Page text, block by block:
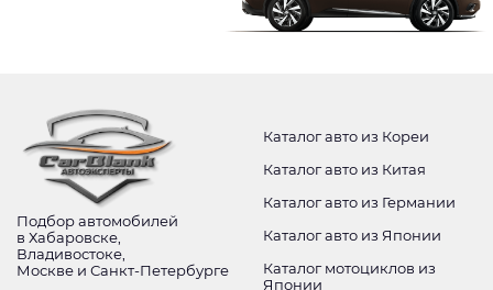
Подбор автомобилей
в Хабаровске,
Владивостоке,
Москве и Санкт-Петербурге
Каталог авто из Кореи
Каталог авто из Китая
Каталог авто из Германии
Каталог авто из Японии
Каталог мотоциклов из
Японии